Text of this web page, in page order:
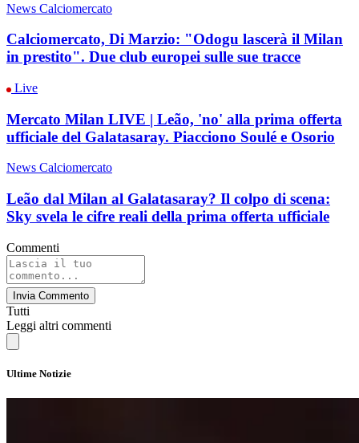
News Calciomercato
Calciomercato, Di Marzio: "Odogu lascerà il Milan
in prestito". Due club europei sulle sue tracce
Live
Mercato Milan LIVE | Leão, 'no' alla prima offerta
ufficiale del Galatasaray. Piacciono Soulé e Osorio
News Calciomercato
Leão dal Milan al Galatasaray? Il colpo di scena:
Sky svela le cifre reali della prima offerta ufficiale
Commenti
Invia Commento
Tutti
Leggi altri commenti
Ultime Notizie